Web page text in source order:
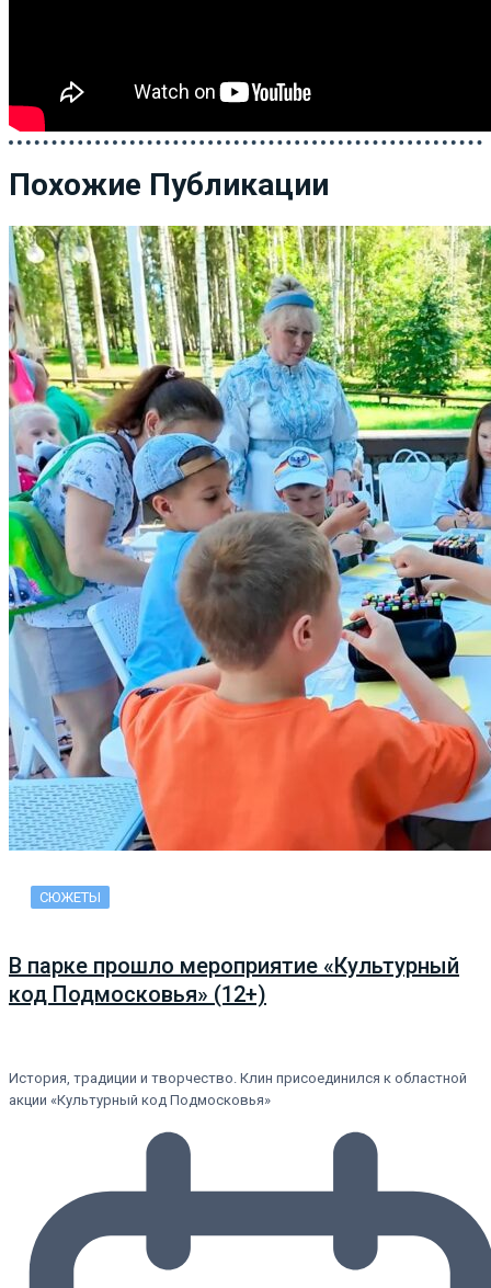
Похожие Публикации
СЮЖЕТЫ
В парке прошло мероприятие «Культурный
код Подмосковья» (12+)
История, традиции и творчество. Клин присоединился к областной
акции «Культурный код Подмосковья»